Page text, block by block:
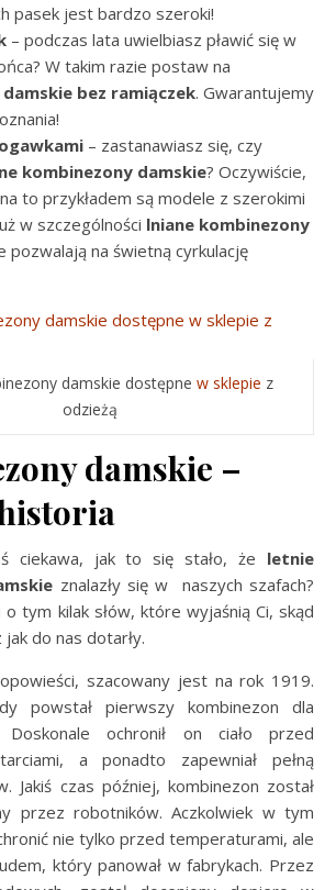
pasek jest bardzo szeroki!
– podczas lata uwielbiasz pławić się w
W takim razie postaw na
bez ramiączek. Gwarantujemy
– zastanawiasz się, czy
kombinezony damskie? Oczywiście,
to przykładem są modele z szerokimi
w szczególności lniane kombinezony
pozwalają na świetną cyrkulację
damskie dostępne w sklepie z
odzieżą
damskie –
ciekawa, jak to się stało, że letnie
znalazły się w naszych szafach?
tym kilak słów, które wyjaśnią Ci, skąd
do nas dotarły.
szacowany jest na rok 1919.
powstał pierwszy kombinezon dla
Doskonale ochronił on ciało przed
a ponadto zapewniał pełną
Jakiś czas później, kombinezon został
przez robotników. Aczkolwiek w tym
nie tylko przed temperaturami, ale
który panował w fabrykach. Przez